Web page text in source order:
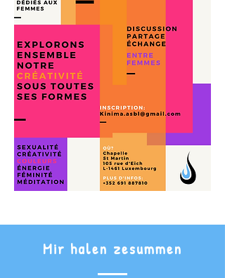
Mir halen zesummen